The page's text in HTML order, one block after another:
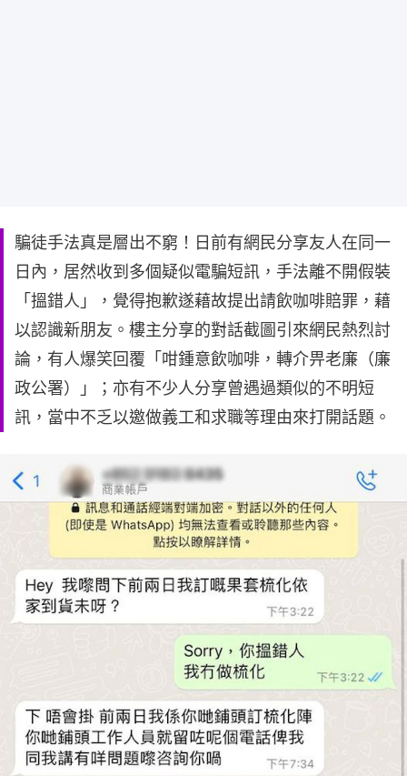
騙徒手法真是層出不窮！日前有網民分享友人在同一
日內，居然收到多個疑似電騙短訊，手法離不開假裝
「搵錯人」，覺得抱歉遂藉故提出請飲咖啡賠罪，藉
以認識新朋友。樓主分享的對話截圖引來網民熱烈討
論，有人爆笑回覆「咁鍾意飲咖啡，轉介畀老廉（廉
政公署）」；亦有不少人分享曾遇過類似的不明短
訊，當中不乏以邀做義工和求職等理由來打開話題。